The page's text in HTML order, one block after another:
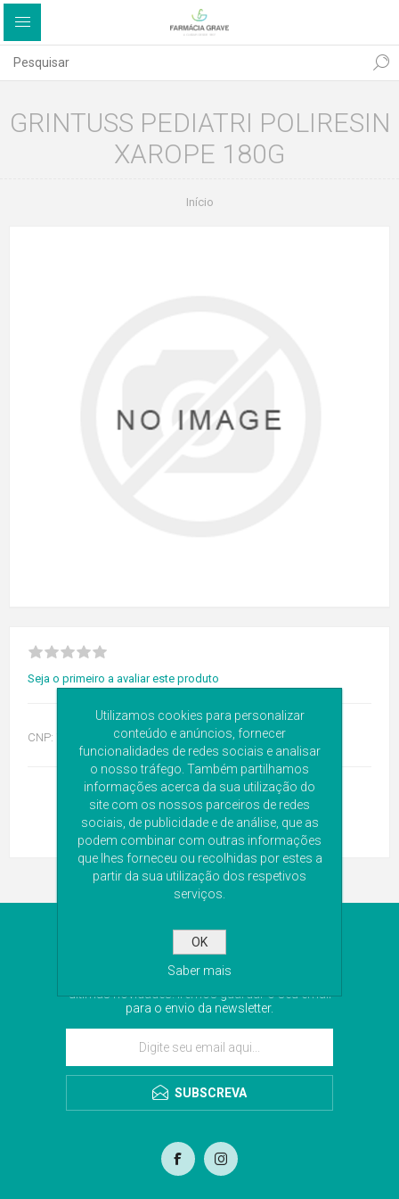
GRINTUSS PEDIATRI POLIRESIN
XAROPE 180G
Início
Seja o primeiro a avaliar este produto
CNP:
NEWSLETTER
Subscreva a nossa newsletter para receber as
últimas novidades. Iremos guardar o seu email
para o envio da newsletter.
SUBSCREVA
Utilizamos cookies para personalizar
conteúdo e anúncios, fornecer
funcionalidades de redes sociais e analisar
o nosso tráfego. Também partilhamos
informações acerca da sua utilização do
site com os nossos parceiros de redes
sociais, de publicidade e de análise, que as
podem combinar com outras informações
que lhes forneceu ou recolhidas por estes a
partir da sua utilização dos respetivos
serviços.
OK
Saber mais